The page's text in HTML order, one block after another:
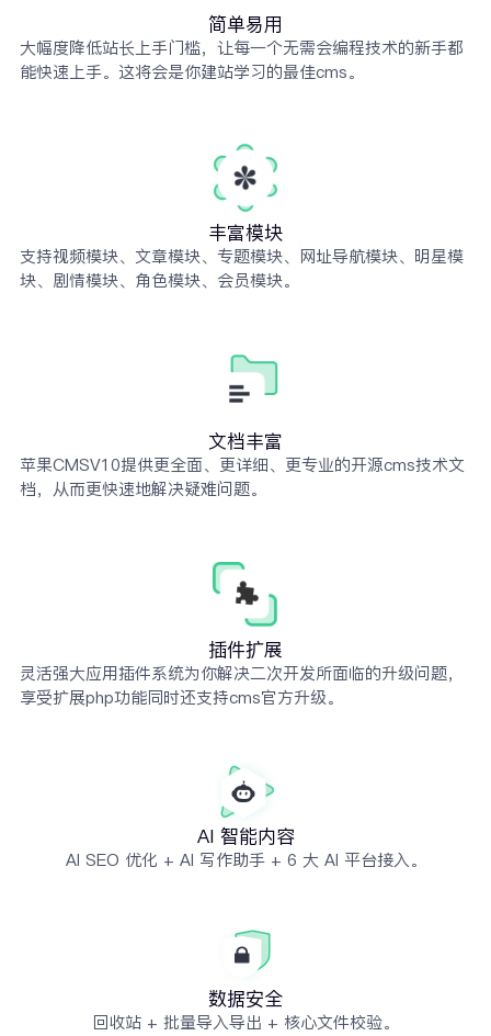
简单易用
大幅度降低站长上手门槛，让每一个无需会编程技术的新手都
能快速上手。这将会是你建站学习的最佳cms。
丰富模块
支持视频模块、文章模块、专题模块、网址导航模块、明星模
块、剧情模块、角色模块、会员模块。
文档丰富
苹果CMSV10提供更全面、更详细、更专业的开源cms技术文
档，从而更快速地解决疑难问题。
插件扩展
灵活强大应用插件系统为你解决二次开发所面临的升级问题，
享受扩展php功能同时还支持cms官方升级。
AI 智能内容
AI SEO 优化 + AI 写作助手 + 6 大 AI 平台接入。
数据安全
回收站 + 批量导入导出 + 核心文件校验。